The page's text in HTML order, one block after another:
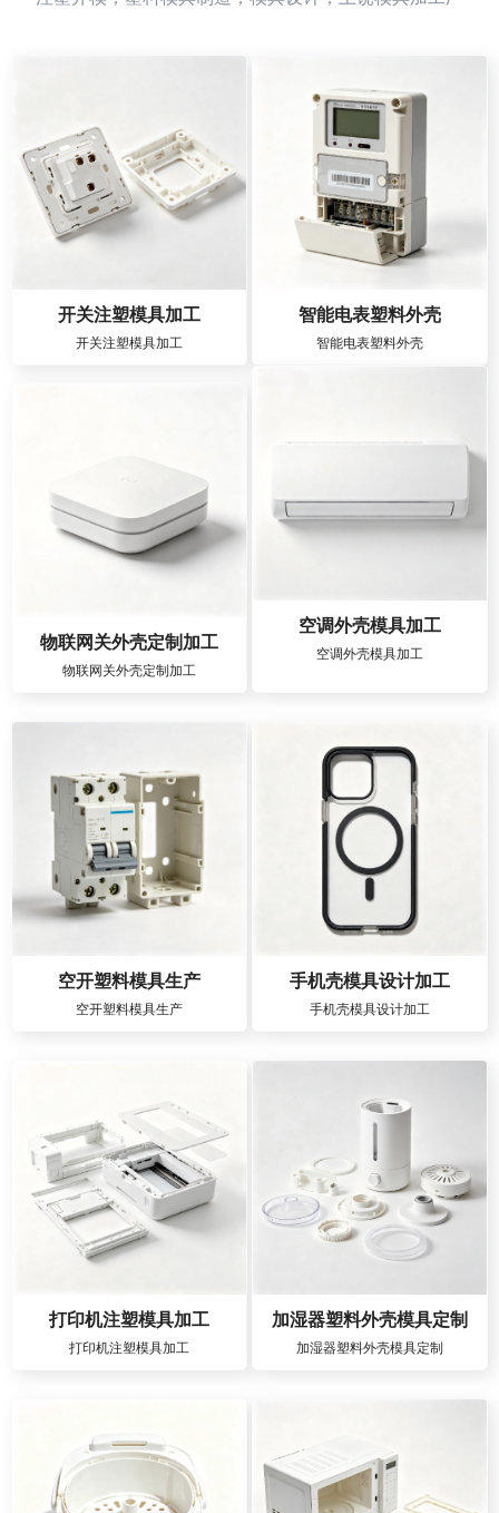
开关注塑模具加工
开关注塑模具加工
智能电表塑料外壳
智能电表塑料外壳
物联网关外壳定制加工
物联网关外壳定制加工
空调外壳模具加工
空调外壳模具加工
空开塑料模具生产
空开塑料模具生产
手机壳模具设计加工
手机壳模具设计加工
打印机注塑模具加工
打印机注塑模具加工
加湿器塑料外壳模具定制
加湿器塑料外壳模具定制